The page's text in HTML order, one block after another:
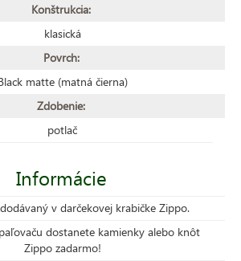
Konštrukcia:
klasická
Povrch:
matte (matná čierna)
Zdobenie:
potlač
Informácie
v darčekovej krabičke Zippo.
dostanete kamienky alebo knôt
Zippo zadarmo!